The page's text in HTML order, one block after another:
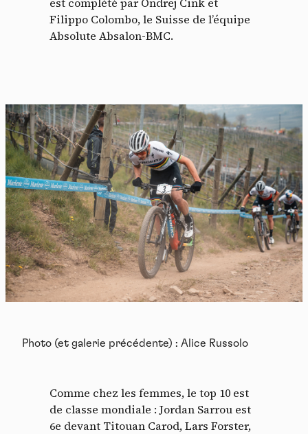
Filippo Colombo, le Suisse de l’équipe
Absolute Absalon-BMC.
Photo (et galerie précédente) : Alice Russolo
Comme chez les femmes, le top 10 est
de classe mondiale : Jordan Sarrou est
6e devant Titouan Carod, Lars Forster,